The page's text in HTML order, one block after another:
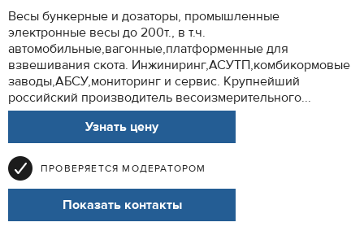
Весы бункерные и дозаторы, промышленные
электронные весы до 200т., в т.ч.
автомобильные,вагонные,платформенные для
взвешивания скота. Инжиниринг,АСУТП,комбикормовые
заводы,АБСУ,мониторинг и сервис. Крупнейший
российский производитель весоизмерительного...
Узнать цену
ПРОВЕРЯЕТСЯ МОДЕРАТОРОМ
Показать контакты